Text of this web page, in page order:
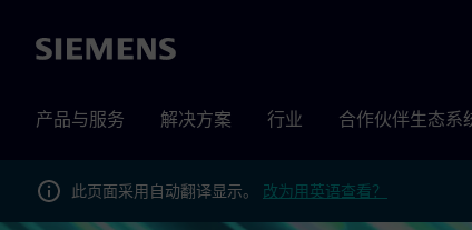
Siemens
产品与服务 解决方案 行业 合作伙伴生态系
此页面采用自动翻译显示。 改为用英语查看？